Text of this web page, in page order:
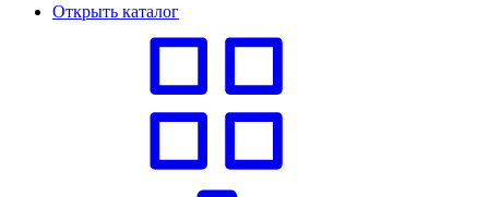
Открыть каталог